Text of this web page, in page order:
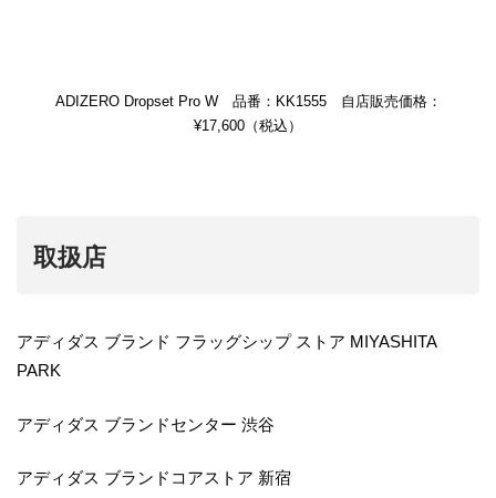
ADIZERO Dropset Pro W 品番：KK1555 自店販売価格：
¥17,600（税込）
取扱店
アディダス ブランド フラッグシップ ストア MIYASHITA
PARK
アディダス ブランドセンター 渋谷
アディダス ブランドコアストア 新宿